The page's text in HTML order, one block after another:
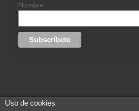
Nombre
Uso de cookies